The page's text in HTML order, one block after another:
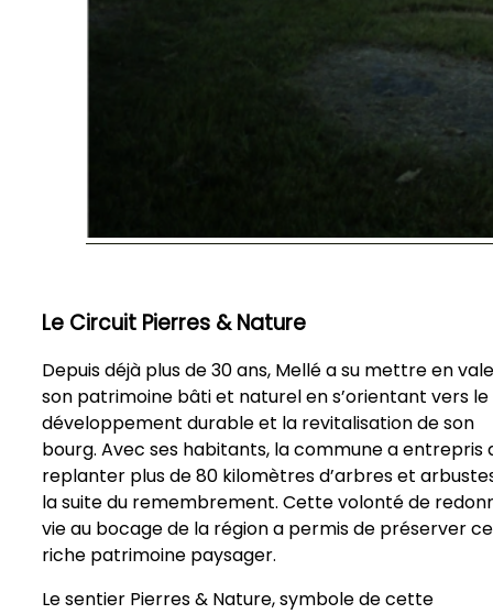
Le Circuit Pierres & Nature
Depuis déjà plus de 30 ans, Mellé a su mettre en
son patrimoine bâti et naturel en s’orientant vers le
développement durable et la revitalisation de son
bourg. Avec ses habitants, la commune a entrepris
replanter plus de 80 kilomètres d’arbres et
la suite du remembrement. Cette volonté de
vie au bocage de la région a permis de préserver ce
riche patrimoine paysager.
Le sentier Pierres & Nature, symbole de cette